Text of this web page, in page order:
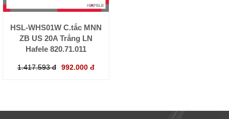
HSL-WHS01W C.tắc MNN
ZB US 20A Trắng LN
Hafele 820.71.011
1.417.593 đ 992.000 đ